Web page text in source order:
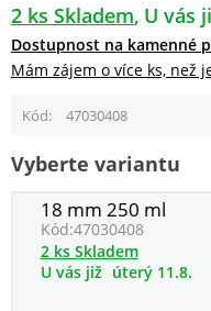
2 ks Skladem U vás
Dostupnost na kamenné
Mám zájem o více ks, než
Kód 47030408
Vyberte variantu
18 mm 250 ml
Kód:47030408
2 ks Skladem
U vás již úterý 11.8.